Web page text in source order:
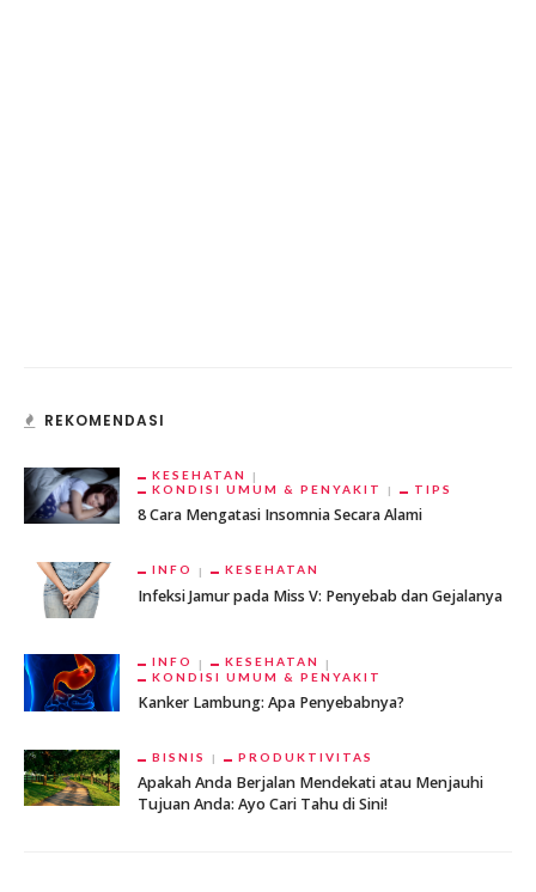
REKOMENDASI
KESEHATAN
KONDISI UMUM & PENYAKIT
TIPS
8 Cara Mengatasi Insomnia Secara Alami
INFO KESEHATAN
Infeksi Jamur pada Miss V: Penyebab dan Gejalanya
INFO
KESEHATAN
KONDISI UMUM & PENYAKIT
Kanker Lambung: Apa Penyebabnya?
BISNIS PRODUKTIVITAS
Apakah Anda Berjalan Mendekati atau Menjauhi
Tujuan Anda: Ayo Cari Tahu di Sini!